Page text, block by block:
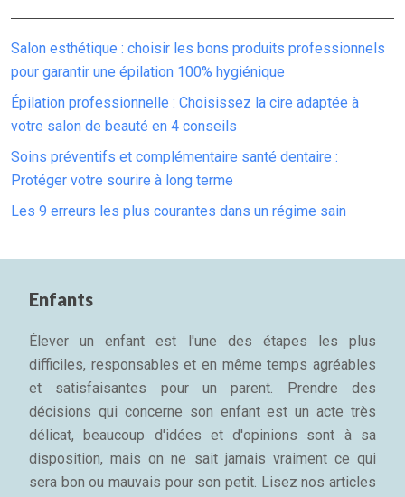
Salon esthétique : choisir les bons produits professionnels
pour garantir une épilation 100% hygiénique
Épilation professionnelle : Choisissez la cire adaptée à
votre salon de beauté en 4 conseils
Soins préventifs et complémentaire santé dentaire :
Protéger votre sourire à long terme
Les 9 erreurs les plus courantes dans un régime sain
Enfants
Élever un enfant est l'une des étapes les plus
difficiles, responsables et en même temps agréables
et satisfaisantes pour un parent. Prendre des
décisions qui concerne son enfant est un acte très
délicat, beaucoup d'idées et d'opinions sont à sa
disposition, mais on ne sait jamais vraiment ce qui
sera bon ou mauvais pour son petit. Lisez nos articles